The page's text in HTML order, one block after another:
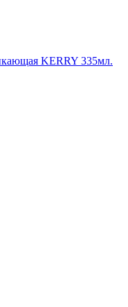
KERRY 335мл.